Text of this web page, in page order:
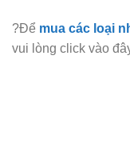
?Để mua các loại
vui lòng click vào